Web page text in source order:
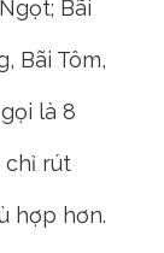
Bãi
Bãi Tôm,
là 8
chỉ rút
hợp hơn.